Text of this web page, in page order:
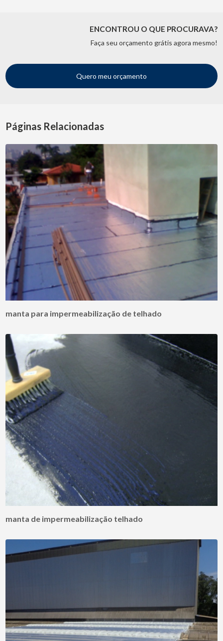
ENCONTROU O QUE PROCURAVA?
Faça seu orçamento grátis agora mesmo!
Quero meu orçamento
Páginas Relacionadas
manta para impermeabilização de telhado
manta de impermeabilização telhado